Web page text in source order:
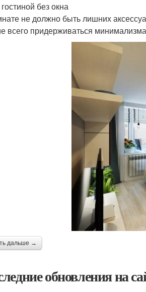
без окна
не должно быть лишних
всего придерживаться
дальше →
обновления на